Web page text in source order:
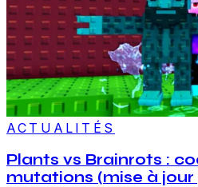
ACTUALITÉS
Plants vs Brainrots :
mutations (mise à jour